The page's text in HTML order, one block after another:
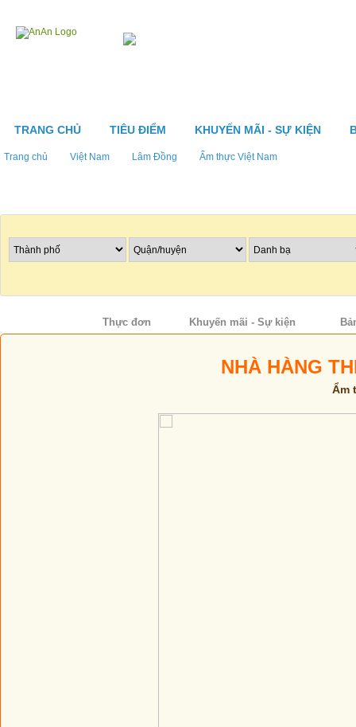
TRANG CHỦ TIÊU ĐIỂM KHUYẾN MÃI - SỰ KIỆN
Trang chủ Việt Nam Lâm Đồng Ẩm thực Việt Nam
Thực đơn Khuyến mãi - Sự kiện
NHÀ HÀNG
Ẩm